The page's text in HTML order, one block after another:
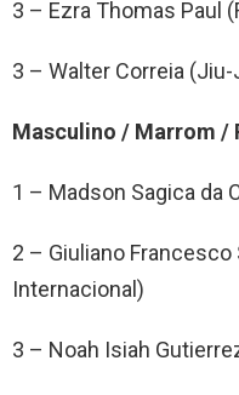
3 – Ezra Thomas Paul
3 – Walter Correia
Masculino / Marrom /
1 – Madson Sagica da
2 – Giuliano
Internacional)
3 – Noah Isiah